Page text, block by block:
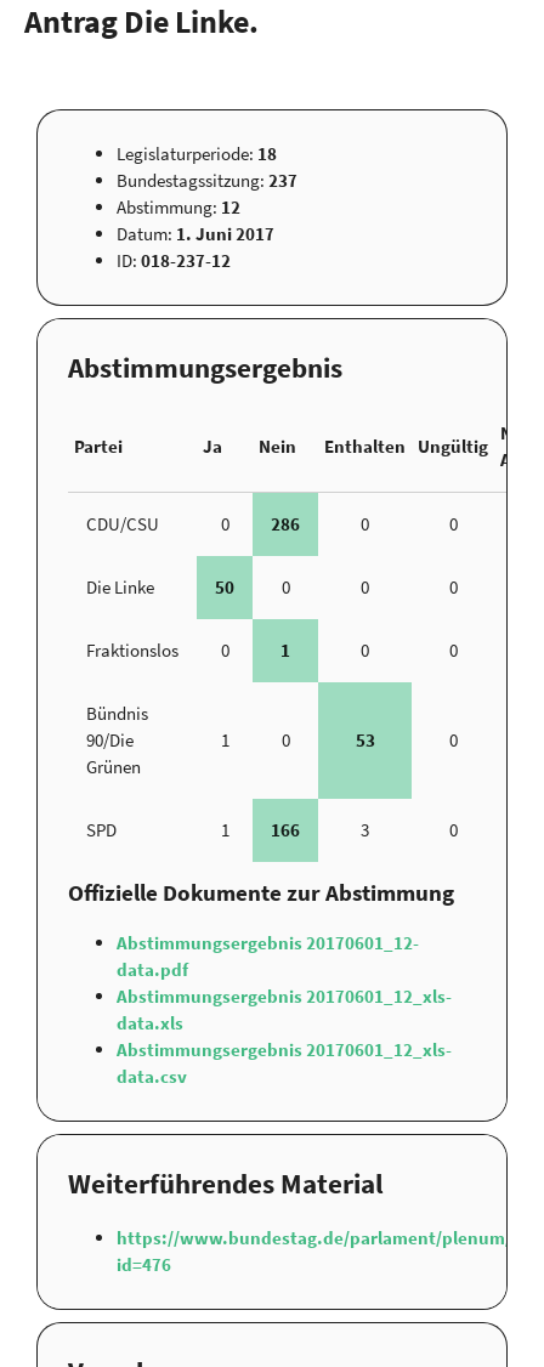
Antrag Die Linke.
Legislaturperiode: 18
Bundestagssitzung: 237
Abstimmung: 12
Datum: 1. Juni 2017
ID: 018-237-12
Abstimmungsergebnis
Partei Ja Nein Enthalten Ungültig
Nicht
CDU/CSU 0 286 0 0
Die Linke 50 0 0 0
Fraktionslos 0 1 0 0
Bündnis
90/Die
Grünen
1 0 53 0
SPD 1 166 3 0
Offizielle Dokumente zur Abstimmung
Abstimmungsergebnis 20170601_12-
data.pdf
Abstimmungsergebnis 20170601_12_xls-
data.xls
Abstimmungsergebnis 20170601_12_xls-
data.csv
Weiterführendes Material
https://www.bundestag.de/parlament/plenum/
id=476